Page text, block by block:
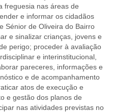
freguesia nas áreas de
e informar os cidadãos
Sénior de Oliveira do Bairro
e sinalizar crianças, jovens e
perigo; proceder à avaliação
e interinstitucional,
pareceres, informações e
e de acompanhamento
atos de execução e
e gestão dos planos de
nas atividades previstas no